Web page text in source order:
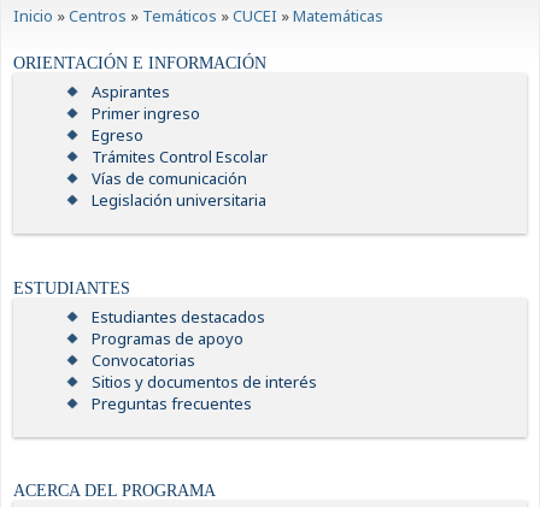
Inicio »Centros » Temáticos »CUCEI »Matemáticas
ORIENTACIÓN E INFORMACIÓN
Aspirantes
Primer ingreso
Egreso
Trámites Control Escolar
Vías de comunicación
Legislación universitaria
ESTUDIANTES
Estudiantes destacados
Programas de apoyo
Convocatorias
Sitios y documentos de interés
Preguntas frecuentes
ACERCA DEL PROGRAMA